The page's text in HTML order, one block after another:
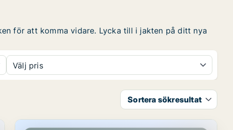
för att komma vidare. Lycka till i jakten på ditt nya
Välj pris
Sortera sökresultat
Lager i Örnsköldsvik